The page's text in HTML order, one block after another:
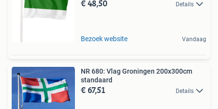
€ 48,50 Details
Bezoek website Vandaag
NR 680: Vlag Groningen 200x300cm
standaard
€ 67,51 Details